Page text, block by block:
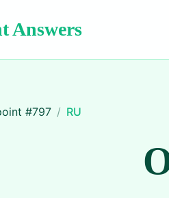
Answers
#797 / RU